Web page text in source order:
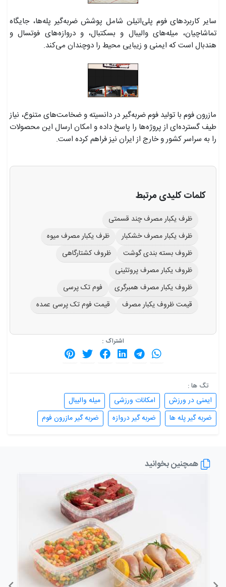
سایر کاربردهای فوم پلی‌اتیلن شامل پوشش ضربه‌گیر پله‌ها، جایگاه
تماشاچیان، میله‌های والیبال و بسکتبال، و دروازه‌های فوتسال و
هندبال است که ایمنی و زیبایی محیط را دوچندان می‌کند.
مازرون فوم با تولید فوم ضربه‌گیر در دانسیته و ضخامت‌های متنوع، نیاز
طیف گسترده‌ای از پروژه‌ها را پاسخ داده و امکان ارسال این محصولات
را به سراسر کشور و خارج از ایران نیز فراهم کرده است.
کلمات کلیدی مرتبط
ظرف یکبار مصرف چند قسمتی
ظرف یکبار مصرف خشکبار
ظرف یکبار مصرف میوه
ظروف بسته بندی گوشت
ظروف کشتارگاهی
ظروف یکبار مصرف پروتئینی
ظروف یکبار مصرف همبرگری
فوم تک پرسی
قیمت ظروف یکبار مصرف
قیمت فوم تک پرسی عمده
اشتراک :
تگ ها :
ایمنی در ورزش امکانات ورزشی
میله والیبال
ضربه گیر پله ها
ضربه گیر دروازه ضربه گیر مازرون فوم
همچنین بخوانید